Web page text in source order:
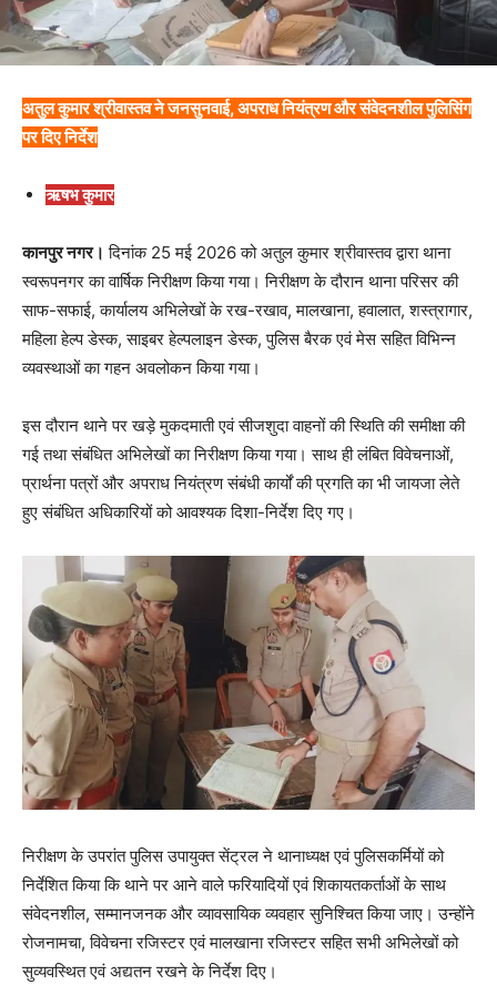
अतुल कुमार श्रीवास्तव ने जनसुनवाई, अपराध नियंत्रण और संवेदनशील पुलिसिंग
पर दिए निर्देश
ऋषभ कुमार
कानपुर नगर। दिनांक 25 मई 2026 को अतुल कुमार श्रीवास्तव द्वारा थाना
स्वरूपनगर का वार्षिक निरीक्षण किया गया। निरीक्षण के दौरान थाना परिसर की
साफ-सफाई, कार्यालय अभिलेखों के रख-रखाव, मालखाना, हवालात, शस्त्रागार,
महिला हेल्प डेस्क, साइबर हेल्पलाइन डेस्क, पुलिस बैरक एवं मेस सहित विभिन्न
व्यवस्थाओं का गहन अवलोकन किया गया।
इस दौरान थाने पर खड़े मुकदमाती एवं सीजशुदा वाहनों की स्थिति की समीक्षा की
गई तथा संबंधित अभिलेखों का निरीक्षण किया गया। साथ ही लंबित विवेचनाओं,
प्रार्थना पत्रों और अपराध नियंत्रण संबंधी कार्यों की प्रगति का भी जायजा लेते
हुए संबंधित अधिकारियों को आवश्यक दिशा-निर्देश दिए गए।
निरीक्षण के उपरांत पुलिस उपायुक्त सेंट्रल ने थानाध्यक्ष एवं पुलिसकर्मियों को
निर्देशित किया कि थाने पर आने वाले फरियादियों एवं शिकायतकर्ताओं के साथ
संवेदनशील, सम्मानजनक और व्यावसायिक व्यवहार सुनिश्चित किया जाए। उन्होंने
रोजनामचा, विवेचना रजिस्टर एवं मालखाना रजिस्टर सहित सभी अभिलेखों को
सुव्यवस्थित एवं अद्यतन रखने के निर्देश दिए।